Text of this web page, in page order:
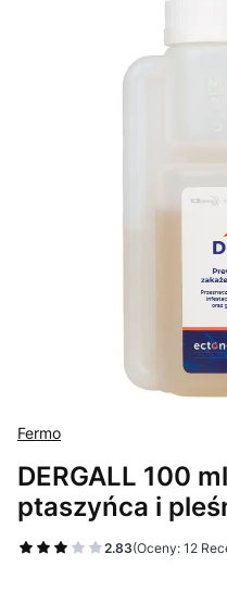
Fermo
DERGALL 100
ptaszyńca i
2.83(Oceny: 12
Przejdź do